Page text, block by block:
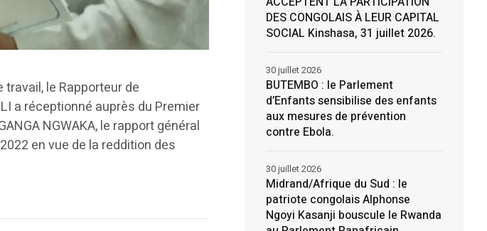
le Rapporteur de
a réceptionné auprès du Premier
NGWAKA, le rapport général
en vue de la reddition des
DES CONGOLAIS À LEUR CAPITAL
SOCIAL Kinshasa, 31 juillet 2026.
BUTEMBO : le Parlement
d’Enfants sensibilise des enfants
aux mesures de prévention
contre Ebola.
30 juillet 2026
Midrand/Afrique du Sud : le
patriote congolais Alphonse
Ngoyi Kasanji bouscule le Rwanda
30 juillet 2026